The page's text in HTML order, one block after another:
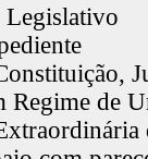
Legislativo
Regime de